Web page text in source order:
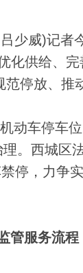
少威)记者
化供给、
停放、推
车停车位
。西城区
停，力争
管服务流程